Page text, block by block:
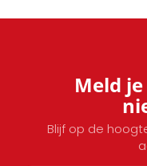
Meld
Blijf op de